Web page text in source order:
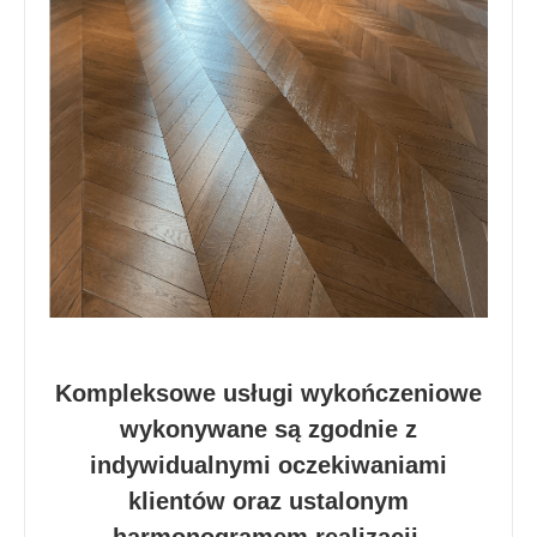
Kompleksowe usługi wykończeniowe
wykonywane są zgodnie z
indywidualnymi oczekiwaniami
klientów oraz ustalonym